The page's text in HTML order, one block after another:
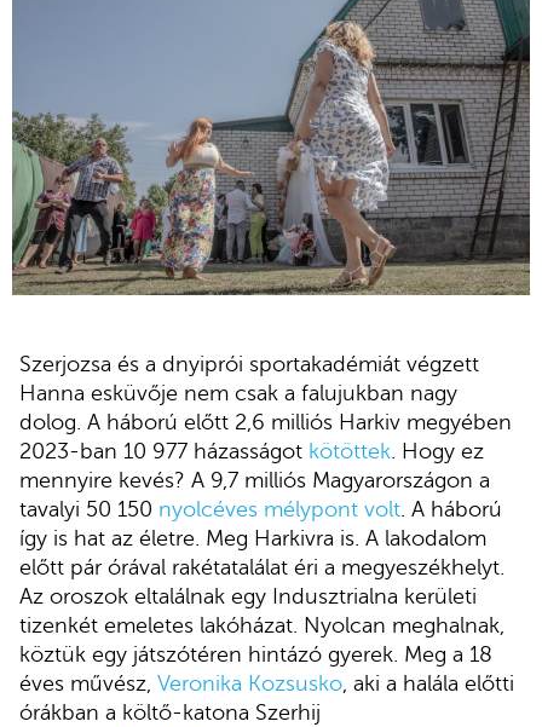
Szerjozsa és a dnyiprói sportakadémiát végzett
Hanna esküvője nem csak a falujukban nagy
dolog. A háború előtt 2,6 milliós Harkiv megyében
2023-ban 10 977 házasságot kötöttek. Hogy ez
mennyire kevés? A 9,7 milliós Magyarországon a
tavalyi 50 150 nyolcéves mélypont volt. A háború
így is hat az életre. Meg Harkivra is. A lakodalom
előtt pár órával rakétatalálat éri a megyeszékhelyt.
Az oroszok eltalálnak egy Indusztrialna kerületi
tizenkét emeletes lakóházat. Nyolcan meghalnak,
köztük egy játszótéren hintázó gyerek. Meg a 18
éves művész, Veronika Kozsusko, aki a halála előtti
órákban a költő-katona Szerhij